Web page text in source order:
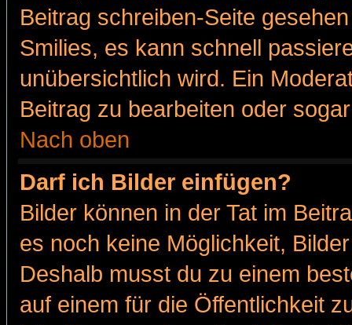
Beitrag schreiben-Seite
Smilies, es kann schnell
unübersichtlich wird. Ein
Beitrag zu bearbeiten oder
Nach oben
Darf ich Bilder einfügen?
Bilder können in der Tat im
es noch keine Möglichkeit,
Deshalb musst du zu einem
auf einem für die Öffentlichkeit